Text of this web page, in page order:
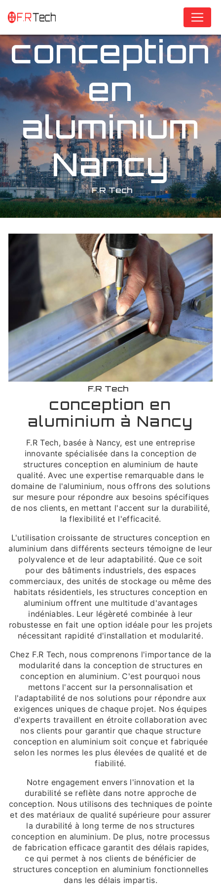
conception
en
aluminium
Nancy
F.R Tech
F.R Tech
conception en
aluminium à Nancy
F.R Tech, basée à Nancy, est une entreprise
innovante spécialisée dans la conception de
structures conception en aluminium de haute
qualité. Avec une expertise remarquable dans le
domaine de l'aluminium, nous offrons des solutions
sur mesure pour répondre aux besoins spécifiques
de nos clients, en mettant l'accent sur la durabilité,
la flexibilité et l'efficacité.
L'utilisation croissante de structures conception en
aluminium dans différents secteurs témoigne de leur
polyvalence et de leur adaptabilité. Que ce soit
pour des bâtiments industriels, des espaces
commerciaux, des unités de stockage ou même des
habitats résidentiels, les structures conception en
aluminium offrent une multitude d'avantages
indéniables. Leur légèreté combinée à leur
robustesse en fait une option idéale pour les projets
nécessitant rapidité d'installation et modularité.
Chez F.R Tech, nous comprenons l'importance de la
modularité dans la conception de structures en
conception en aluminium. C'est pourquoi nous
mettons l'accent sur la personnalisation et
l'adaptabilité de nos solutions pour répondre aux
exigences uniques de chaque projet. Nos équipes
d'experts travaillent en étroite collaboration avec
nos clients pour garantir que chaque structure
conception en aluminium soit conçue et fabriquée
selon les normes les plus élevées de qualité et de
fiabilité.
Notre engagement envers l'innovation et la
durabilité se reflète dans notre approche de
conception. Nous utilisons des techniques de pointe
et des matériaux de qualité supérieure pour assurer
la durabilité à long terme de nos structures
conception en aluminium. De plus, notre processus
de fabrication efficace garantit des délais rapides,
ce qui permet à nos clients de bénéficier de
structures conception en aluminium fonctionnelles
dans les délais impartis.